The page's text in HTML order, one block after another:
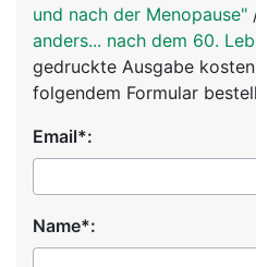
und nach der Menopause"
anders... nach dem 60.
gedruckte Ausgabe
folgendem Formular
Email*:
Name*: